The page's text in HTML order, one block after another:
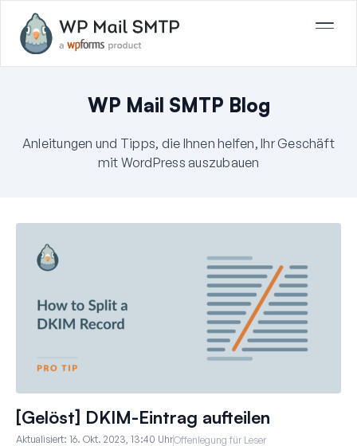
WP Mail SMTP Blog
Anleitungen und Tipps, die Ihnen helfen, Ihr Geschäft
mit WordPress auszubauen
[Gelöst] DKIM-Eintrag aufteilen
Aktualisiert: 16. Okt. 2023, 13:40 UhrOffenlegung für Leser